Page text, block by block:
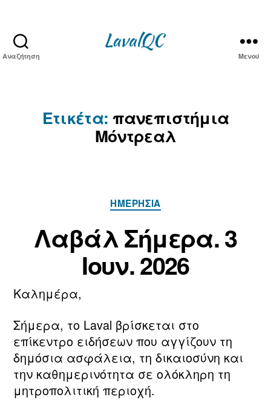
Αναζήτηση Μενού
Ετικέτα: πανεπιστήμια
Μόντρεαλ
Κατηγορίες
ΗΜΕΡΉΣΙΑ
Λαβάλ Σήμερα. 3
Ιουν. 2026
Α
ό
τ
ο
ν/
ν
a
ri
a
3
ο
υ
ν
2
0
2
6
Καλημέρα,
Σήμερα, το Laval βρίσκεται στο
επίκεντρο ειδήσεων που αγγίζουν τη
δημόσια ασφάλεια, τη δικαιοσύνη και
την καθημερινότητα σε ολόκληρη τη
μητροπολιτική περιοχή.